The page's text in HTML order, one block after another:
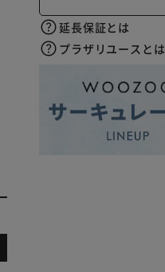
延長保証とは
プラザリユースとは